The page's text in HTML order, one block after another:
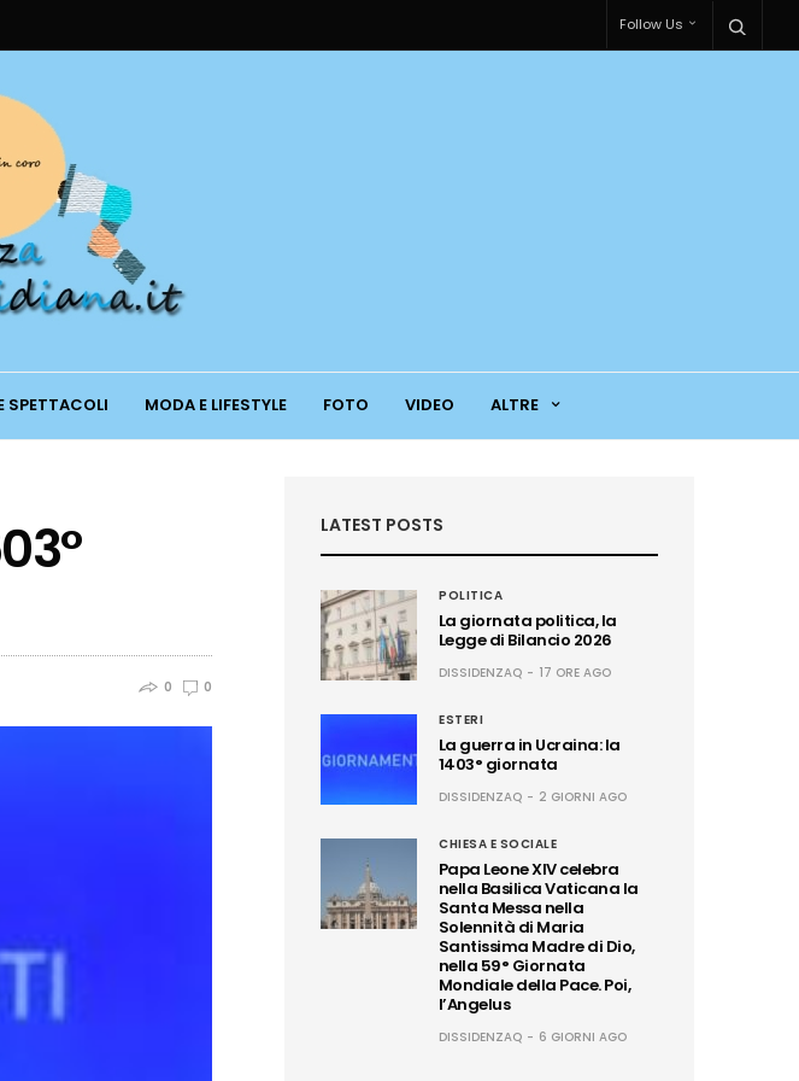
Follow Us
SPETTACOLI MODA E LIFESTYLE FOTO VIDEO ALTRE
0 0
LATEST POSTS
POLITICA
La giornata politica, la
Legge di Bilancio 2026
DISSIDENZAQ 17 ORE AGO
ESTERI
La guerra in Ucraina: la
1403° giornata
DISSIDENZAQ 2 GIORNI AGO
CHIESA E SOCIALE
Papa Leone XIV celebra
nella Basilica Vaticana la
Santa Messa nella
Solennità di Maria
Santissima Madre di Dio,
nella 59° Giornata
Mondiale della Pace. Poi,
l’Angelus
DISSIDENZAQ 6 GIORNI AGO